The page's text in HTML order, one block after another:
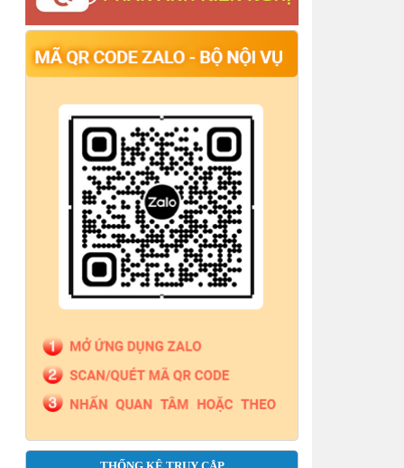
Báo cáo tình hình quản lý, sử dụng và công khai
tài sản công năm 2025
Thông báo Báo cáo tình hình thực hiện cơ chế
tự chủ, tự chịu trách nhiệm theo Nghị định số
pháp lý tại Trung tâm Trợ giúp pháp lý Nhà nước
thông báo cấp lại Giấy đăng ký hoạt động Công
ty Luật TNHH PK Việt Nam
Thông báo quyết định công nhận hoàn thành
tập sự hành nghề công chứng
Thông báo Về việc công bố danh sách giám
định viên tư pháp, người giám định tư pháp theo
Thông báo Đăng ký tập sự hành nghề công
chứng cho bà Nguyễn Bình Nguyên